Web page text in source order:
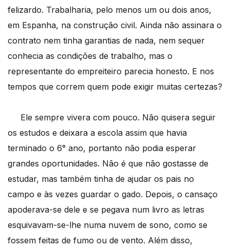
felizardo. Trabalharia, pelo menos um ou dois anos,
em Espanha, na construção civil. Ainda não assinara o
contrato nem tinha garantias de nada, nem sequer
conhecia as condições de trabalho, mas o
representante do empreiteiro parecia honesto. E nos
tempos que correm quem pode exigir muitas certezas?
Ele sempre vivera com pouco. Não quisera seguir
os estudos e deixara a escola assim que havia
terminado o 6° ano, portanto não podia esperar
grandes oportunidades. Não é que não gostasse de
estudar, mas também tinha de ajudar os pais no
campo e às vezes guardar o gado. Depois, o cansaço
apoderava-se dele e se pegava num livro as letras
esquivavam-se-lhe numa nuvem de sono, como se
fossem feitas de fumo ou de vento. Além disso,